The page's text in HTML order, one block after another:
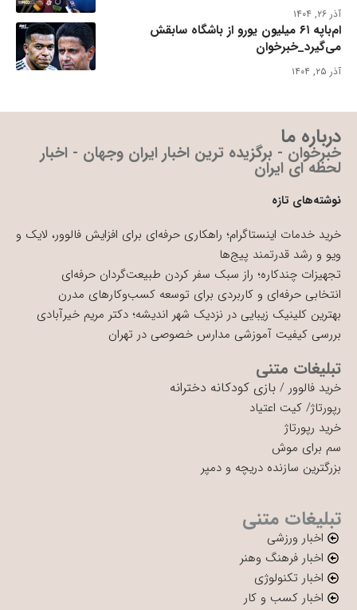
آذر ۲۶, ۱۴۰۴
ام‌باپه ۶۱ میلیون یورو از باشگاه سابقش
می‌گیرد_خبرخوان
آذر ۲۵, ۱۴۰۴
درباره ما
خبرخوان - برگزیده ترین اخبار ایران وجهان - اخبار
لحظه ای ایران
نوشته‌های تازه
خرید خدمات اینستاگرام؛ راهکاری حرفه‌ای برای افزایش فالوور، لایک و
ویو و رشد قدرتمند پیج‌ها
تجهیزات چندکاره؛ راز سبک سفر کردن طبیعت‌گردان حرفه‌ای
انتخابی حرفه‌ای و کاربردی برای توسعه کسب‌وکارهای مدرن
بهترین کلینیک زیبایی در نزدیک شهر اندیشه؛ دکتر مریم خیرآبادی
بررسی کیفیت آموزشی مدارس خصوصی در تهران
تبلیغات متنی
خرید فالوور / بازی کودکانه دخترانه
رپورتاژ/ کیت اعتیاد
خرید رپورتاژ
سم برای موش
بزرگترین سازنده دریچه و دمپر
تبلیغات متنی
اخبار ورزشی
اخبار فرهنگ وهنر
اخبار تکنولوژی
اخبار کسب و کار